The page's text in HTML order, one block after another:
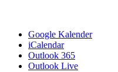
Google Kalender
iCalendar
Outlook 365
Outlook Live